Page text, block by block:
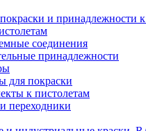
и принадлежности
соединения
принадлежности
для покраски
к пистолетам
переходники